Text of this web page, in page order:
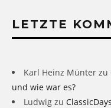
LETZTE
Karl Heinz Münter zu
und wie war es?
Ludwig zu